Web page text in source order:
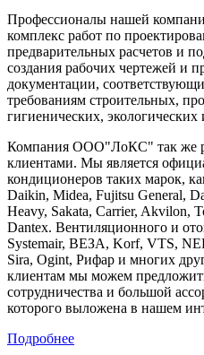
Профессионалы нашей
комплекс работ по
предварительных расчетов и
создания рабочих чертежей и
документации,
требованиям строительных,
гигиенических,
Компания ООО"ЛоКС" так же
клиентами. Мы является
кондиционеров таких марок,
Daikin, Midea, Fujitsu General,
Heavy, Sakata, Carrier, Akvilon,
Dantex. Вентиляционного и
Systemair, ВЕЗА, Korf, VTS,
Sira, Ogint, Рифар и многих
клиентам мы можем
сотрудничества и большой
которого выложена в нашем
Подробнее